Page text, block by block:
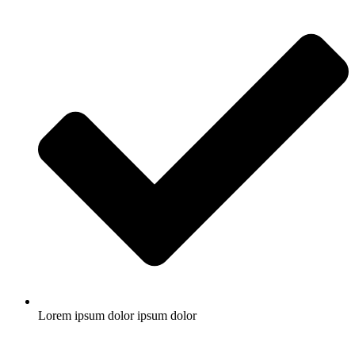
Lorem ipsum dolor ipsum dolor